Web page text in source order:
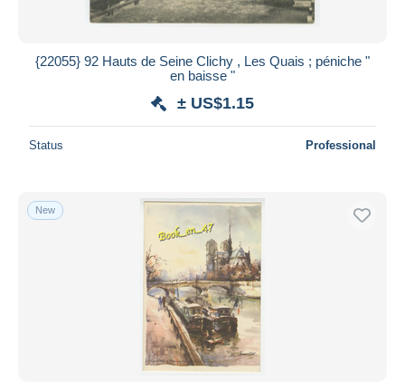
{22055} 92 Hauts de Seine Clichy , Les Quais ; péniche "
en baisse "
± US$1.15
Status Professional
New